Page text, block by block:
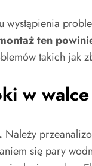
wystąpienia
ten
takich jak
w
Należy
się pary